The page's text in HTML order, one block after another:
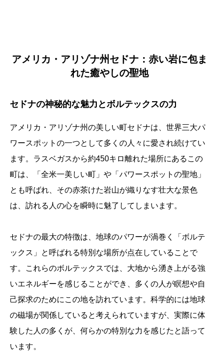
アメリカ・アリゾナ州セドナ：赤い岩に包ま
れた癒やしの聖地
セドナの神秘的な魅力とボルテックスの力
アメリカ・アリゾナ州の美しい町セドナは、世界三大パ
ワースポットの一つとして多くの人々に愛され続けてい
ます。ラスベガスから約450キロ離れた場所にあるこの
町は、「全米一美しい町」や「パワースポットの聖地」
とも呼ばれ、その赤茶けた岩山が織りなす壮大な景色
は、訪れる人の心を瞬時に魅了してしまいます。
セドナの最大の特徴は、地球のパワーが渦巻く「ボルテ
ックス」と呼ばれる特別な場所が点在していることで
す。これらのボルテックスでは、大地から湧き上がる強
いエネルギーを感じることができ、多くの人が瞑想や自
己探求のためにこの地を訪れています。科学的には地球
の磁場が関係していると考えられていますが、実際に体
験した人の多くが、何らかの特別な力を感じたと語って
います。